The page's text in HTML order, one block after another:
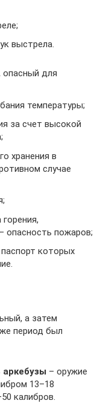
выстрела.
опасный для
температуры;
за счет высокой
хранения в
случае
опасность пожаров;
которых
а затем
период был
аркебузы – оружие
13–18
калибров.